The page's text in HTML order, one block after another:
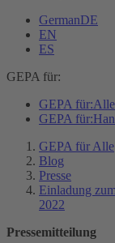
GermanDE
EN
ES
GEPA für:
GEPA für:Alle
GEPA für:
GEPA für Alle
Blog
Presse
Einladung
2022
Pressemitteilung